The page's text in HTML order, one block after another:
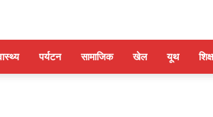
पर्यटन सामाजिक खेल यूथ